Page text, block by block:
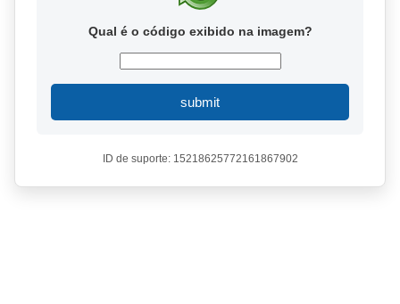
Qual é o código exibido na imagem?
submit
ID de suporte: 15218625772161867902